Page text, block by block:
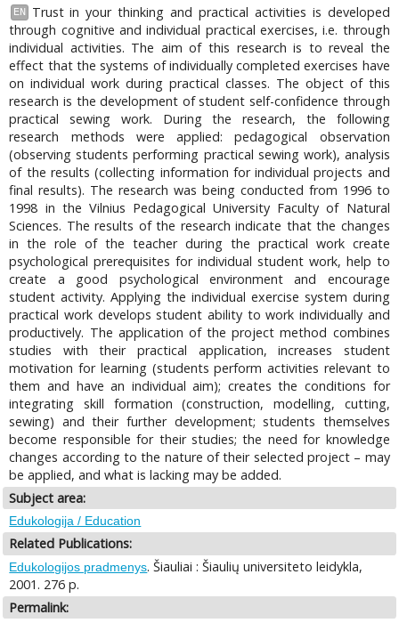
EN
Trust in your thinking and practical activities is developed
through cognitive and individual practical exercises, i.e. through
individual activities. The aim of this research is to reveal the
effect that the systems of individually completed exercises have
on individual work during practical classes. The object of this
research is the development of student self-confidence through
practical sewing work. During the research, the following
research methods were applied: pedagogical observation
(observing students performing practical sewing work), analysis
of the results (collecting information for individual projects and
final results). The research was being conducted from 1996 to
1998 in the Vilnius Pedagogical University Faculty of Natural
Sciences. The results of the research indicate that the changes
in the role of the teacher during the practical work create
psychological prerequisites for individual student work, help to
create a good psychological environment and encourage
student activity. Applying the individual exercise system during
practical work develops student ability to work individually and
productively. The application of the project method combines
studies with their practical application, increases student
motivation for learning (students perform activities relevant to
them and have an individual aim); creates the conditions for
integrating skill formation (construction, modelling, cutting,
sewing) and their further development; students themselves
become responsible for their studies; the need for knowledge
changes according to the nature of their selected project – may
be applied, and what is lacking may be added.
Subject area:
Edukologija / Education
Related Publications:
Edukologijos pradmenys. Šiauliai : Šiaulių universiteto leidykla,
2001. 276 p.
Permalink: